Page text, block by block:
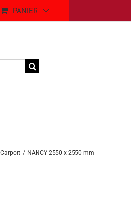
PANIER
NANCY 2550 x 2550 mm